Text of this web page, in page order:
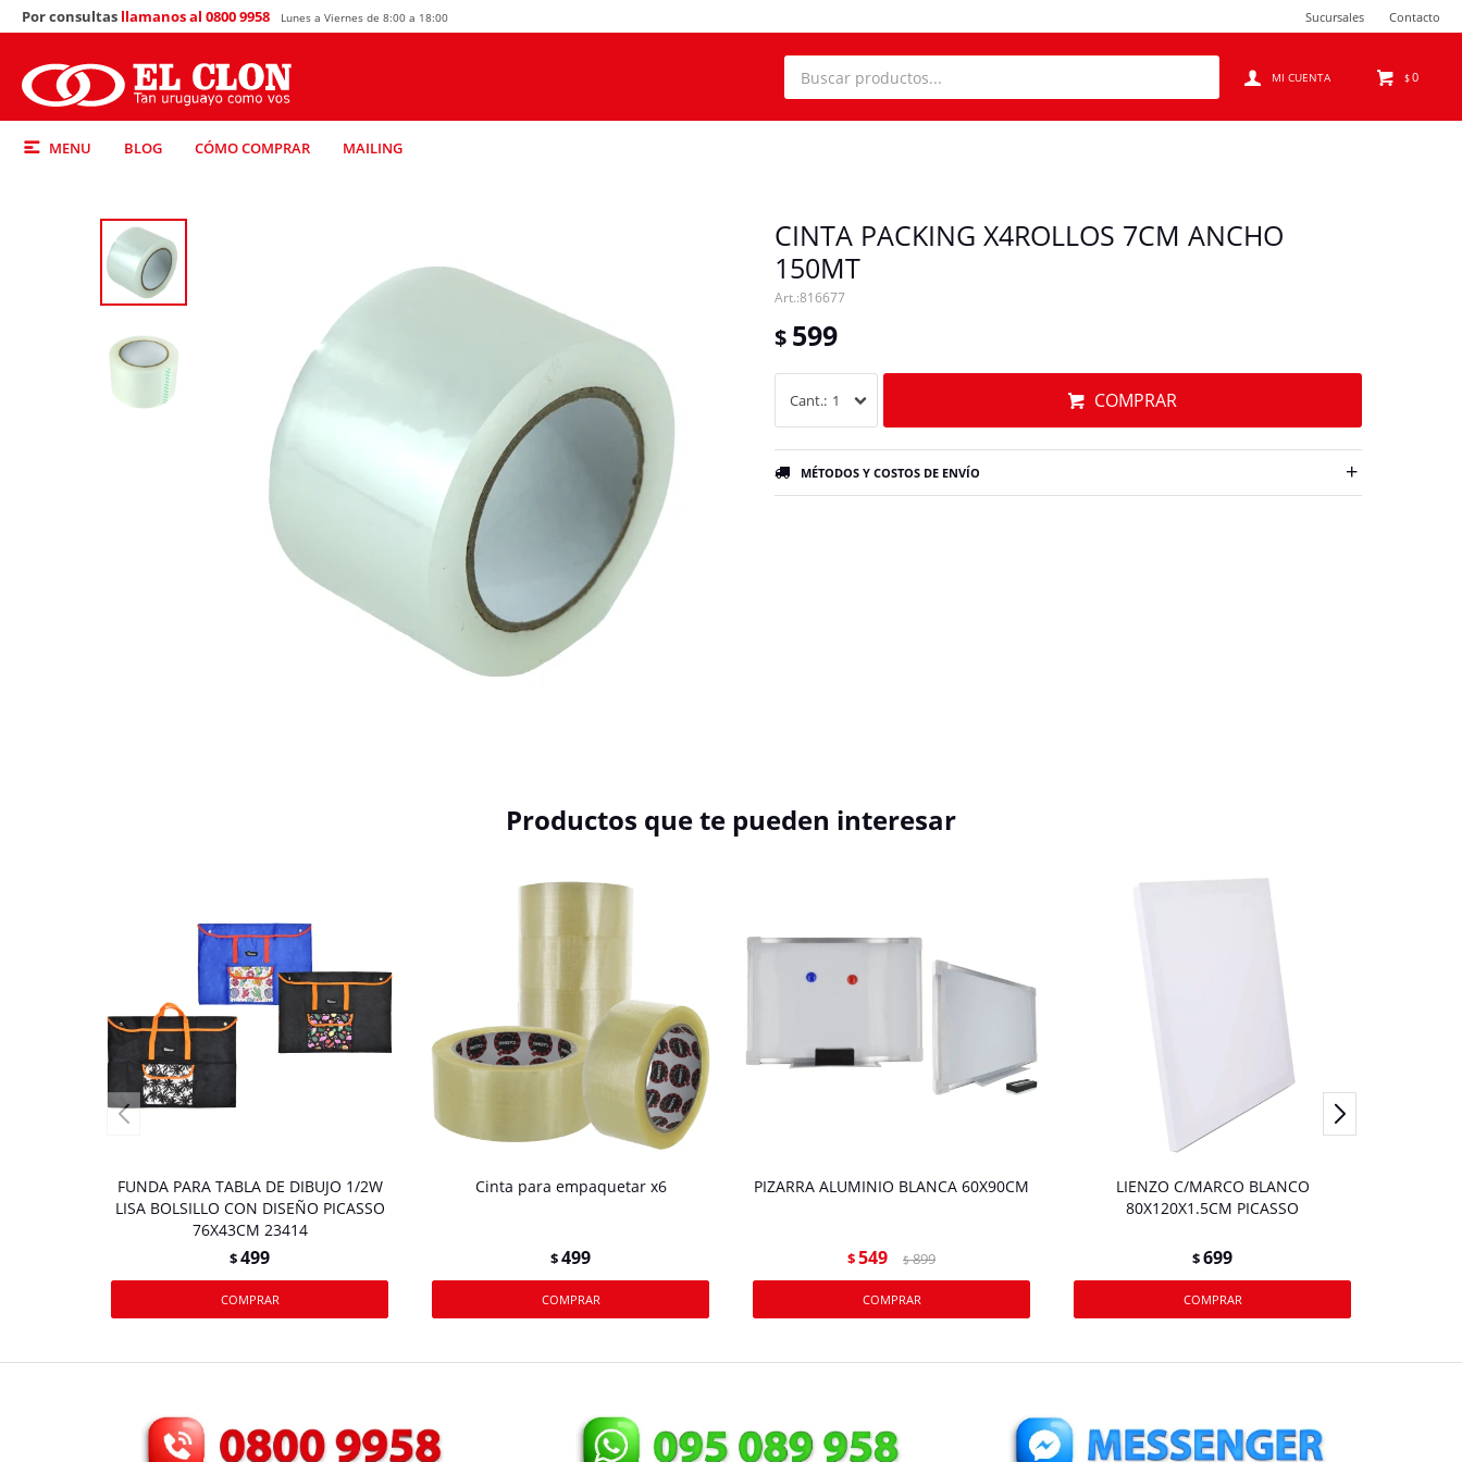
MENU BLOG CÓMO COMPRAR MAILING
$0
Por consultas llamanos al 0800 9958 Lunes a Viernes de 8:00 a 18:00 Sucursales Contacto
CINTA PACKING X4ROLLOS 7CM ANCHO
150MT
816677
$ 599
1 COMPRAR
MÉTODOS Y COSTOS DE ENVÍO
Productos que te pueden interesar
FUNDA PARA TABLA DE DIBUJO 1/2W
LISA BOLSILLO CON DISEÑO PICASSO
76X43CM 23414
$499
Cinta para empaquetar x6
$499
PIZARRA ALUMINIO BLANCA 60X90CM
$549 $ 899
LIENZO C/MARCO BLANCO
80X120X1.5CM PICASSO
$699